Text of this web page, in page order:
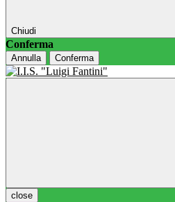
Chiudi
Conferma
Annulla Conferma
close